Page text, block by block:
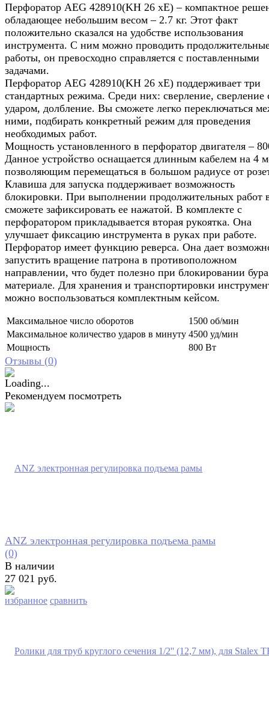
Перфоратор AEG 428910(KH 26 хE) – компактное
обладающее небольшим весом – 2.7 кг. Этот факт
положительно сказался на удобстве использования
инструмента. С ним можно проводить
работы, он превосходно справляется с поставленными
задачами.
Перфоратор AEG 428910(KH 26 хE) поддерживает три
стандартных режима. Среди них: сверление, сверление
ударом, долбление. Вы сможете легко переключаться
ними, подбирать конкретный режим для проведения
необходимых работ.
Мощность установленного в перфоратор двигателя –
Данное устройство оснащается длинным кабелем на 4
позволяющим перемещаться в большом радиусе от
Клавиша для запуска поддерживает возможность
блокировки. При выполнении продолжительных работ
сможете зафиксировать ее нажатой. В комплекте с
перфоратором прикладывается вторая рукоятка. Она
улучшает фиксацию инструмента в руках при работе.
Перфоратор имеет функцию реверса. Она дает
запустить вращение патрона в противоположном
направлении, что будет полезно при блокировании
материале. Для хранения и транспортировки
можно воспользоваться комплектным кейсом.
Максимальное число оборотов
1500 об/мин
Максимальное количество ударов в минуту 4500 уд/мин
Мощность
800 Вт
Отзывы (0)
Рекомендуем посмотреть
избранное сравнить
ANZ электронная регулировка подъема рамы
(0)
В наличии
27 021 руб.